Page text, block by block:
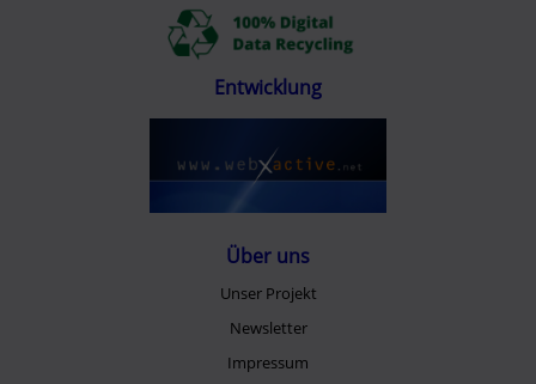
Entwicklung
Über uns
Unser Projekt
Newsletter
Impressum